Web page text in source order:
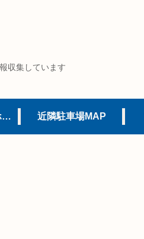
収集しています
USJオフィシャルホテル 近隣駐車場MAP